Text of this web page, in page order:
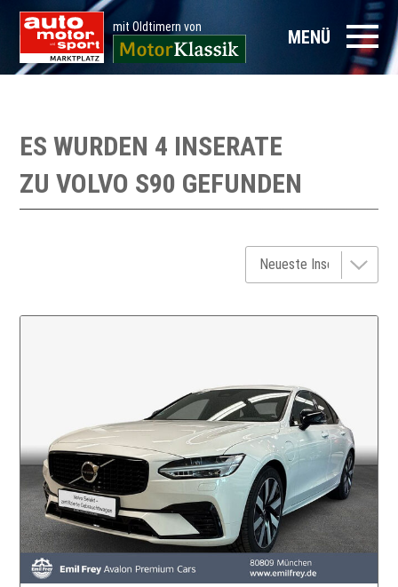
mit Oldtimern von MENÜ
ES WURDEN 4 INSERATE
ZUVOLVO S90 GEFUNDEN